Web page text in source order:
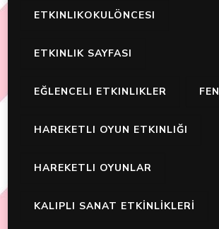
ETKINLIKOKULÖNCESI
ETKINLIK SAYFASI
EĞLENCELI ETKINLIKLER FEN
HAREKETLI OYUN ETKINLIĞI
HAREKETLI OYUNLAR
KALIPLI SANAT ETKİNLİKLERİ